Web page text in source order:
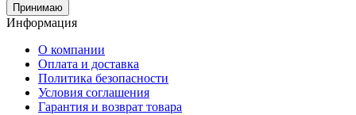
Принимаю
Информация
О компании
Оплата и доставка
Политика безопасности
Условия соглашения
Гарантия и возврат товара